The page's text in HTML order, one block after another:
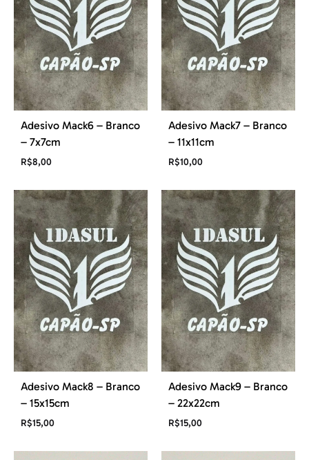
Adesivo Mack6 – Branco
– 7x7cm
R$8,00
Adesivo Mack7 – Branco
– 11x11cm
R$10,00
Adesivo Mack8 – Branco
– 15x15cm
R$15,00
Adesivo Mack9 – Branco
– 22x22cm
R$15,00